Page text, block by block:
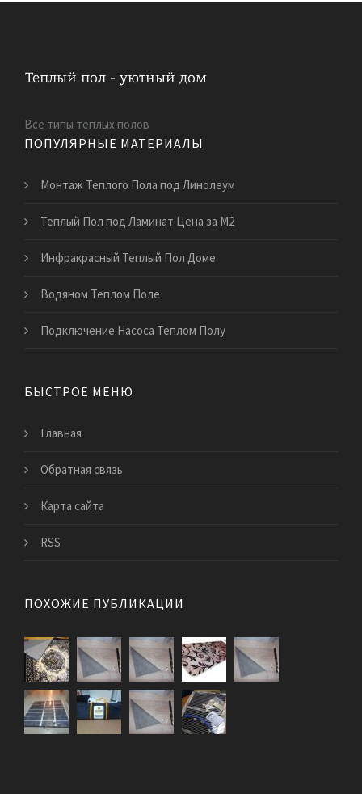
Все типы теплых полов
ПОПУЛЯРНЫЕ МАТЕРИАЛЫ
Монтаж Теплого Пола под Линолеум
Теплый Пол под Ламинат Цена за М2
Инфракрасный Теплый Пол Доме
Водяном Теплом Поле
Подключение Насоса Теплом Полу
БЫСТРОЕ МЕНЮ
Главная
Обратная связь
Карта сайта
RSS
ПОХОЖИЕ ПУБЛИКАЦИИ